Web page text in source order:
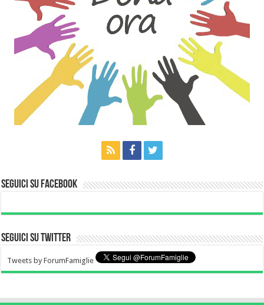
Seguici su Facebook
Seguici su Twitter
Tweets by ForumFamiglie